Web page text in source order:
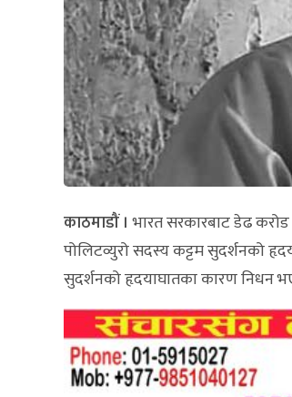
काठमाडौं । भारत सरकारबाट डेढ
पोलिटव्युरो सदस्य कट्टम सुदर्शनको
सुदर्शनको हृदयाघातका कारण निधन